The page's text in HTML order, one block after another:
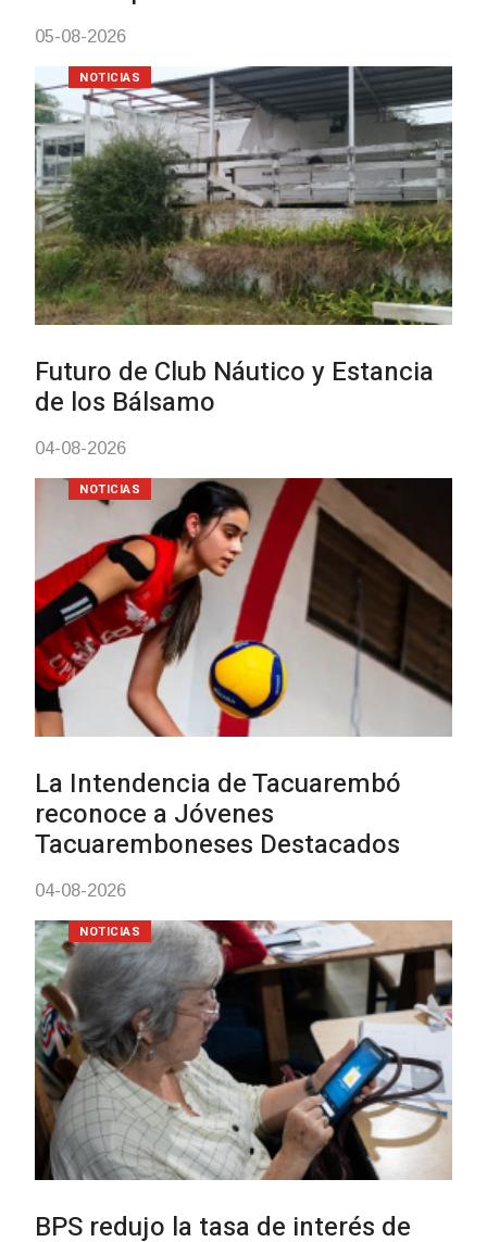
Turismo accesible para personas
mayores
vacunación contra el
meningococo
personas en situación de